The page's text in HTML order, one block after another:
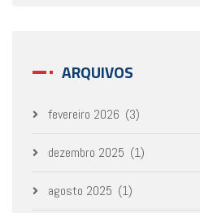
ARQUIVOS
fevereiro 2026 (3)
dezembro 2025 (1)
agosto 2025 (1)